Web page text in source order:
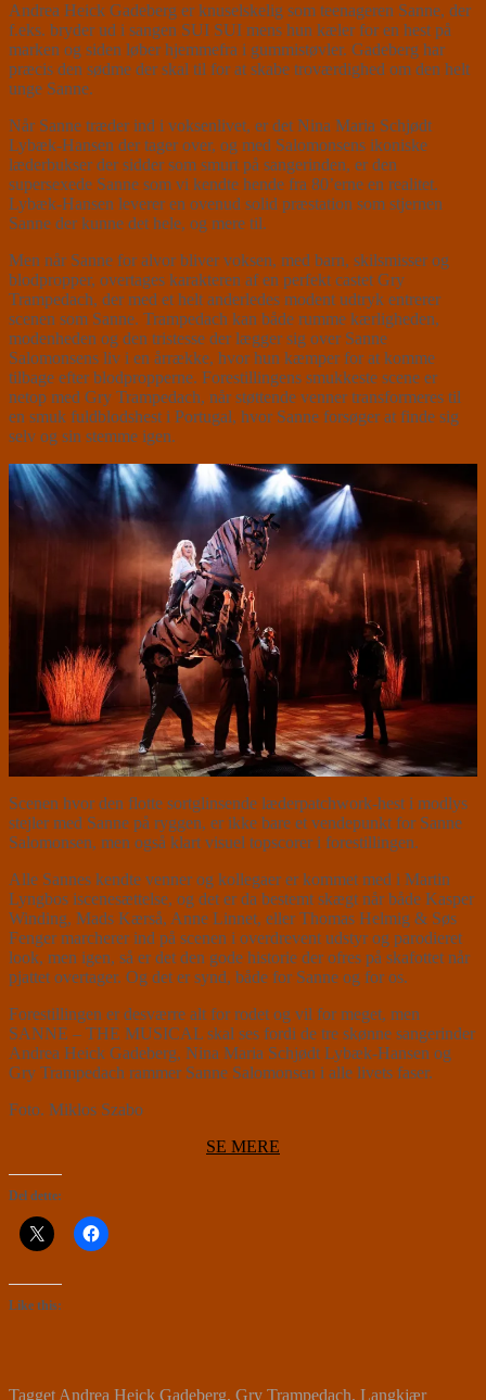
Andrea Heick Gadeberg er knuselskelig som teenageren Sanne, der
f.eks. bryder ud i sangen SUI SUI mens hun kæler for en hest på
marken og siden løber hjemmefra i gummistøvler. Gadeberg har
præcis den sødme der skal til for at skabe troværdighed om den helt
unge Sanne.
Når Sanne træder ind i voksenlivet, er det Nina Maria Schjødt
Lybæk-Hansen der tager over, og med Salomonsens ikoniske
læderbukser der sidder som smurt på sangerinden, er den
supersexede Sanne som vi kendte hende fra 80’erne en realitet.
Lybæk-Hansen leverer en ovenud solid præstation som stjernen
Sanne der kunne det hele, og mere til.
Men når Sanne for alvor bliver voksen, med barn, skilsmisser og
blodpropper, overtages karakteren af en perfekt castet Gry
Trampedach, der med et helt anderledes modent udtryk entrerer
scenen som Sanne. Trampedach kan både rumme kærligheden,
modenheden og den tristesse der lægger sig over Sanne
Salomonsens liv i en årrække, hvor hun kæmper for at komme
tilbage efter blodpropperne. Forestillingens smukkeste scene er
netop med Gry Trampedach, når støttende venner transformeres til
en smuk fuldblodshest i Portugal, hvor Sanne forsøger at finde sig
selv og sin stemme igen.
Scenen hvor den flotte sortglinsende læderpatchwork-hest i modlys
stejler med Sanne på ryggen, er ikke bare et vendepunkt for Sanne
Salomonsen, men også klart visuel topscorer i forestillingen.
Alle Sannes kendte venner og kollegaer er kommet med i Martin
Lyngbos iscenesættelse, og det er da bestemt skægt når både Kasper
Winding, Mads Kærså, Anne Linnet, eller Thomas Helmig & Søs
Fenger marcherer ind på scenen i overdrevent udstyr og parodieret
look, men igen, så er det den gode historie der ofres på skafottet når
pjattet overtager. Og det er synd, både for Sanne og for os.
Forestillingen er desværre alt for rodet og vil for meget, men
SANNE – THE MUSICAL skal ses fordi de tre skønne sangerinder
Andrea Heick Gadeberg, Nina Maria Schjødt Lybæk-Hansen og
Gry Trampedach rammer Sanne Salomonsen i alle livets faser.
Foto. Miklos Szabo
SE MERE
Del dette:
Like this:
TaggetAndrea Heick Gadeberg, Gry Trampedach, Langkjær